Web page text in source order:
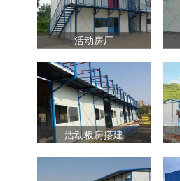
活动房厂
活动板房搭建